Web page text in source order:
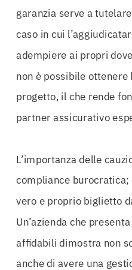
garanzia serve a
caso in cui
adempiere ai propri
non è possibile ottenere
progetto, il che rende
partner assicurativo
L’importanza delle
compliance
vero e proprio biglietto
Un’azienda che
affidabili dimostra non
anche di avere una